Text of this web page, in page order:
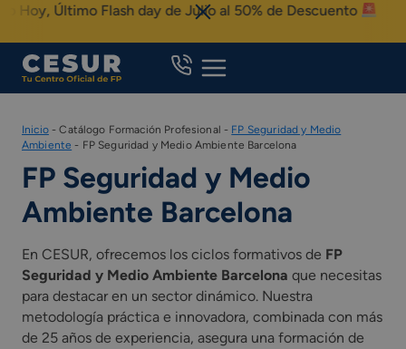
Skip
content
Último Flash day de Julio al 50% de Descuento
Inicio-Catálogo Formación Profesional - FP Seguridad y Medio
Ambiente - FP Seguridad y Medio Ambiente Barcelona
FP Seguridad y Medio
Ambiente Barcelona
En CESUR, ofrecemos los ciclos formativos de FP
Seguridad y Medio Ambiente Barcelona que necesitas
para destacar en un sector dinámico. Nuestra
metodología práctica e innovadora, combinada con más
de 25 años de experiencia, asegura una formación de